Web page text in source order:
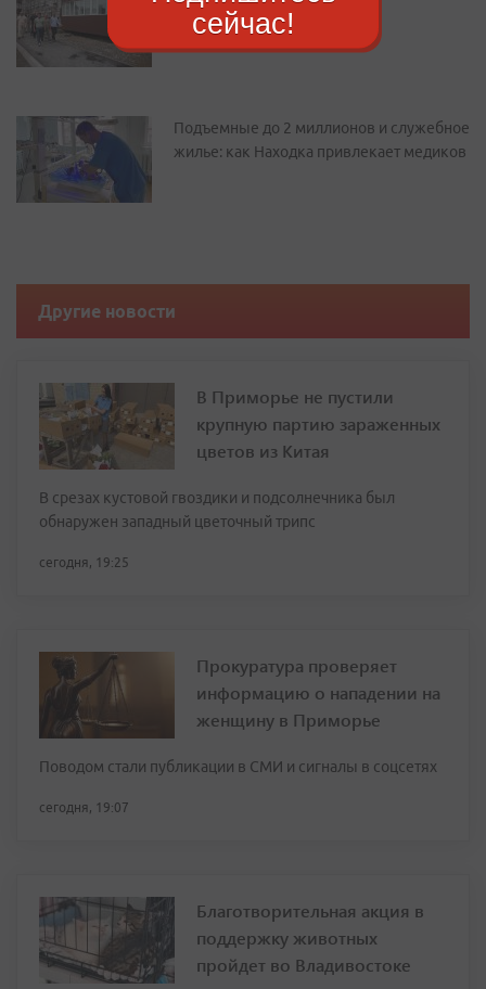
квартир: как преображается
Дальнегорск
Подъемные до 2 миллионов и служебное
жилье: как Находка привлекает медиков
Другие новости
В Приморье не пустили
крупную партию зараженных
цветов из Китая
В срезах кустовой гвоздики и подсолнечника был
обнаружен западный цветочный трипс
сегодня, 19:25
Прокуратура проверяет
информацию о нападении на
женщину в Приморье
Поводом стали публикации в СМИ и сигналы в соцсетях
сегодня, 19:07
Благотворительная акция в
поддержку животных
пройдет во Владивостоке
сейчас!